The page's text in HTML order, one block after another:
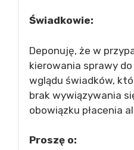
Świadkowie:
Deponuję, że w
kierowania sprawy
wglądu świadków,
brak wywiązywania
obowiązku płacenia
Proszę o: